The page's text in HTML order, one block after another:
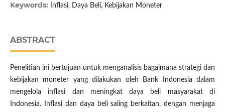
Keywords: Inflasi, Daya Beli, Kebijakan Moneter
ABSTRACT
Penelitian ini bertujuan untuk menganalisis bagaimana strategi dan
kebijakan moneter yang dilakukan oleh Bank Indonesia dalam
mengelola inflasi dan meningkat daya beli masyarakat di
Indonesia. Inflasi dan daya beli saling berkaitan, dengan menjaga